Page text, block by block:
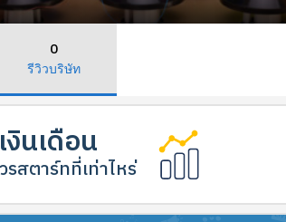
0
รีวิวบริษัท
นเดือน
รสตาร์ทที่เท่าไหร่